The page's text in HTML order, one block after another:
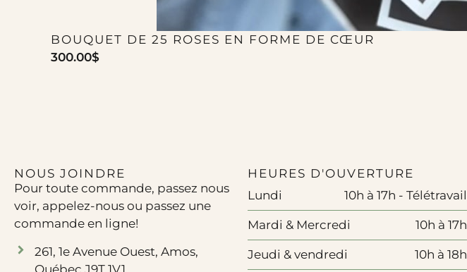
BOUQUET DE 25 ROSES EN FORME DE CŒUR
300.00$
NOUS JOINDRE
Pour toute commande, passez nous
voir, appelez-nous ou passez une
commande en ligne!
261, 1e Avenue Ouest, Amos,
Québec J9T 1V1
HEURES D'OUVERTURE
Lundi
10h à 17h - Télétravail
Mardi & Mercredi 10h à 17h
Jeudi & vendredi 10h à 18h